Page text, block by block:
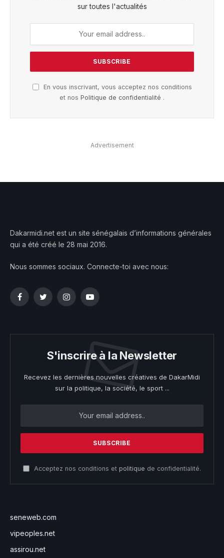
sur toutes l'actualités
En vous inscrivant, vous acceptez nos conditions
et nos Politique de confidentialité .
Advertisement
Dakarmidi.net est un site sénégalais d’informations générales
qui a été créé le 28 mai 2016.
Nous sommes sociaux. Connecte-toi avec nous:
FacebookTwitterInstagramYouTube
S'inscrire à la Newsletter
Recevez les dernières nouvelles créatives de DakarMidi
sur la politique, la société, le sport ...
Acceptez nos conditions et politique de confidentialité.
seneweb.com
vipeoples.net
assirou.net